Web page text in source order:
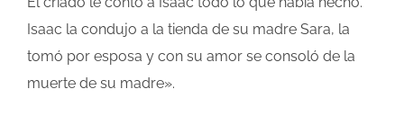
Isaac la condujo a la tienda de su madre Sara, la
tomó por esposa y con su amor se consoló de la
muerte de su madre».